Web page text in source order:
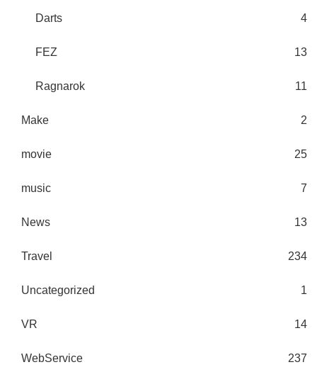
Darts 4
FEZ 13
Ragnarok 11
Make 2
movie 25
music 7
News 13
Travel 234
Uncategorized 1
VR 14
WebService 237